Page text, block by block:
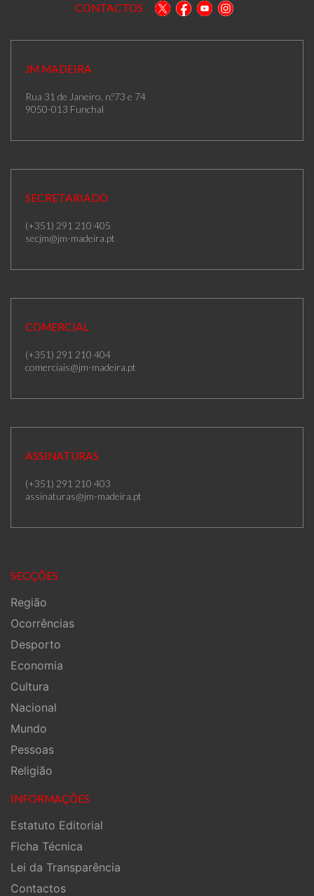
CONTACTOS
JM MADEIRA
Rua 31 de Janeiro, n.º73 e 74
9050-013 Funchal
SECRETARIADO
(+351) 291 210 405
secjm@jm-madeira.pt
COMERCIAL
(+351) 291 210 404
comerciais@jm-madeira.pt
ASSINATURAS
(+351) 291 210 403
assinaturas@jm-madeira.pt
SECÇÕES
Região
Ocorrências
Desporto
Economia
Cultura
Nacional
Mundo
Pessoas
Religião
INFORMAÇÕES
Estatuto Editorial
Ficha Técnica
Lei da Transparência
Contactos